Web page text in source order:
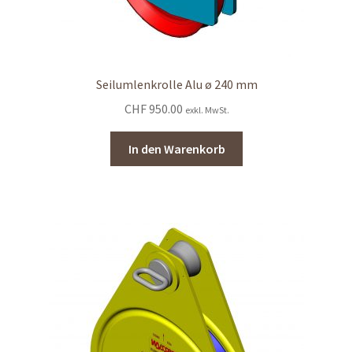
Seilumlenkrolle Alu ø 240 mm
CHF950.00 exkl. MwSt.
In den Warenkorb